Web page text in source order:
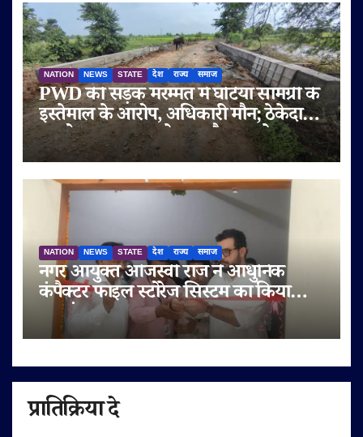
NATION NEWS STATE देश राज्य समाज
PWD की सड़क मरम्मत में घटिया सामग्री के
इस्तेमाल के आरोप, अधिकारी मौन; ठेकेदार
पर दोबारा गुणवत्ता से समझौता करने का
आरोप
NATION NEWS STATE देश राज्य समाज
नगर आयुक्त ओजस्वी राज ने आधुनिक
कंपैक्टर फाइल स्टोरेज सिस्टम का किया
शुभारंभ
प्रातिक्रिया दे